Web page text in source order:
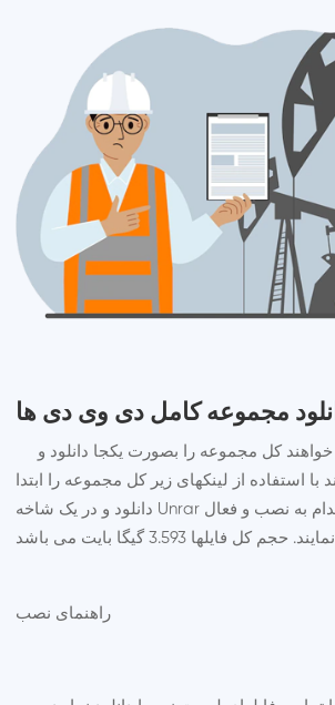
کل مجموعه را بصورت یکجا دانلود و
با استفاده از لینکهای زیر کل مجموعه را ابتدا
دانلود و در یک شاخه Unrar نمایند و سپس اقدام به نصب و فعال
راهنمای نصب